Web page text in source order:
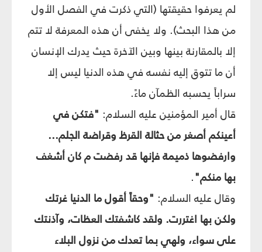
لم يعرفوا حقيقتها (التي ذكرت في الفصل الأول
من هذا البحث). ولا يخفى أن هذه المعرفة لا تتم
إلا بالمقارنة بينها وبين الآخرة حيث يدرك الإنسان
أن ما تتوق إليه نفسه في هذه الدنيا ليس إلا
سراباً يحسبه الظمآن ماءً.
قال أمير المؤمنين عليه السلام: "فتكن في
أعينكم أصغر من حثالة القرظ وقراضة الجلم...
وارفضوها ذميمة فإنها قد رفضت م كان أشغف
بها منكم".
وقال عليه السلام: "وحقاً أقول ما الدنيا غرتك
ولكن بها اغتررت. ولقد كاشفتك العظات، وآذنتك
على سواء، ولهي بما تعدك من نزول البلاء